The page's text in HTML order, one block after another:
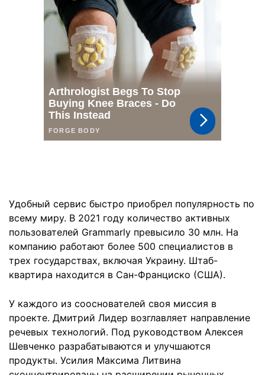
Удобный сервис быстро приобрел популярность по
всему миру. В 2021 году количество активных
пользователей Grammarly превысило 30 млн. На
компанию работают более 500 специалистов в
трех государствах, включая Украину. Штаб-
квартира находится в Сан-Франциско (США).
У каждого из сооснователей своя миссия в
проекте. Дмитрий Лидер возглавляет направление
речевых технологий. Под руководством Алексея
Шевченко разрабатываются и улучшаются
продукты. Усилия Максима Литвина